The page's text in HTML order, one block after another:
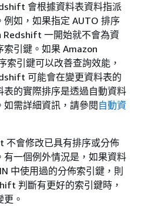
會根據資料表資料指派
例如，如果指定 AUTO 排序
Redshift 一開始就不會為資
索引鍵。如果 Amazon
索引鍵可以改善查詢效能，
可能會在變更資料表的
表的實際排序是透過自動資料
需詳細資訊，請參閱 自動資
不會修改已具有排序或分佈
有一個例外情況是，如果資料
中使用過的分佈索引鍵，則
判斷有更好的索引鍵時，
。